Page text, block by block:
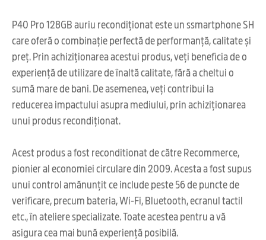
P40 Pro 128GB auriu recondiționat este un ssmartphone SH
care oferă o combinație perfectă de performanță, calitate și
preț. Prin achiziționarea acestui produs, veți beneficia de o
experiență de utilizare de înaltă calitate, fără a cheltui o
sumă mare de bani. De asemenea, veți contribui la
reducerea impactului asupra mediului, prin achiziționarea
unui produs recondiționat.
Acest produs a fost reconditionat de către Recommerce,
pionier al economiei circulare din 2009. Acesta a fost supus
unui control amănunțit ce include peste 56 de puncte de
verificare, precum bateria, Wi-Fi, Bluetooth, ecranul tactil
etc., în ateliere specializate. Toate acestea pentru a vă
asigura cea mai bună experiență posibilă.